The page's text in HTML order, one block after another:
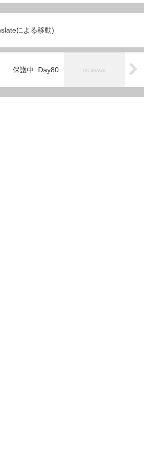
による移動)
保護中: Day80